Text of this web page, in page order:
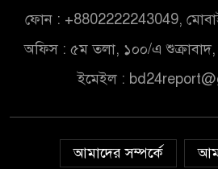
ফোন : +8802222243049,
অফিস : ৫ম তলা, ১০০/এ শুক্রাবাদ,
ইমেইল :
আমাদের সম্পর্কে